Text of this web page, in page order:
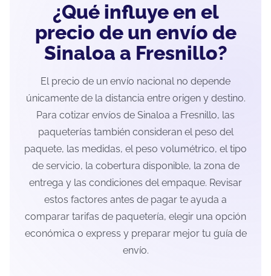
¿Qué influye en el
precio de un envío de
Sinaloa a Fresnillo?
El precio de un envío nacional no depende
únicamente de la distancia entre origen y destino.
Para cotizar envíos de Sinaloa a Fresnillo, las
paqueterías también consideran el peso del
paquete, las medidas, el peso volumétrico, el tipo
de servicio, la cobertura disponible, la zona de
entrega y las condiciones del empaque. Revisar
estos factores antes de pagar te ayuda a
comparar tarifas de paquetería, elegir una opción
económica o express y preparar mejor tu guía de
envío.